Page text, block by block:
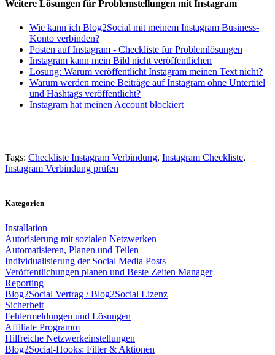
Weitere Lösungen für Problemstellungen mit Instagram
Wie kann ich Blog2Social mit meinem Instagram Business-
Konto verbinden?
Posten auf Instagram - Checkliste für Problemlösungen
Instagram kann mein Bild nicht veröffentlichen
Lösung: Warum veröffentlicht Instagram meinen Text nicht?
Warum werden meine Beiträge auf Instagram ohne Untertitel
und Hashtags veröffentlicht?
Instagram hat meinen Account blockiert
Tags: Checkliste Instagram Verbindung, Instagram Checkliste,
Instagram Verbindung prüfen
Kategorien
Installation
Autorisierung mit sozialen Netzwerken
Automatisieren, Planen und Teilen
Individualisierung der Social Media Posts
Veröffentlichungen planen und Beste Zeiten Manager
Reporting
Blog2Social Vertrag / Blog2Social Lizenz
Sicherheit
Fehlermeldungen und Lösungen
Affiliate Programm
Hilfreiche Netzwerkeinstellungen
Blog2Social-Hooks: Filter & Aktionen